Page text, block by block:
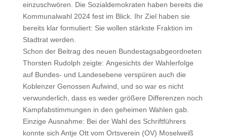
einzuschwören. Die Sozialdemokraten haben bereits die
Kommunalwahl 2024 fest im Blick. Ihr Ziel haben sie
bereits klar formuliert: Sie wollen stärkste Fraktion im
Stadtrat werden.
Schon der Beitrag des neuen Bundestagsabgeordneten
Thorsten Rudolph zeigte: Angesichts der Wahlerfolge
auf Bundes- und Landesebene verspüren auch die
Koblenzer Genossen Aufwind, und so war es nicht
verwunderlich, dass es weder größere Differenzen noch
Kampfabstimmungen in den geheimen Wahlen gab.
Einzige Ausnahme: Bei der Wahl des Schriftführers
konnte sich Antje Ott vom Ortsverein (OV) Moselweiß